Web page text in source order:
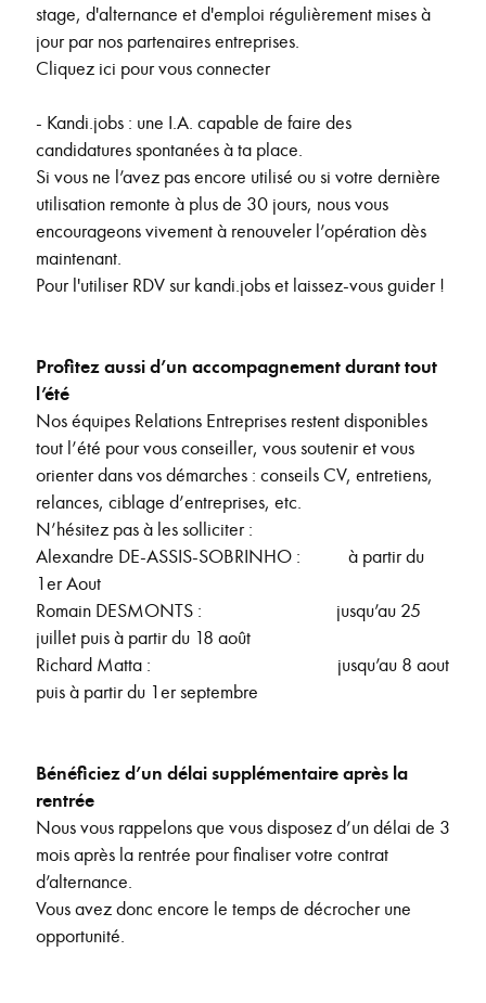
stage, d'alternance et d'emploi régulièrement mises à
jour par nos partenaires entreprises.
Cliquez ici pour vous connecter
- Kandi.jobs : une I.A. capable de faire des
candidatures spontanées à ta place.
Si vous ne l’avez pas encore utilisé ou si votre dernière
utilisation remonte à plus de 30 jours, nous vous
encourageons vivement à renouveler l’opération dès
maintenant.
Pour l'utiliser RDV sur kandi.jobs et laissez-vous guider !
Profitez aussi d’un accompagnement durant tout
l’été
Nos équipes Relations Entreprises restent disponibles
tout l’été pour vous conseiller, vous soutenir et vous
orienter dans vos démarches : conseils CV, entretiens,
relances, ciblage d’entreprises, etc.
N’hésitez pas à les solliciter :
Alexandre DE-ASSIS-SOBRINHO : à partir du
1er Aout
Romain DESMONTS : jusqu’au 25
juillet puis à partir du 18 août
Richard Matta : jusqu’au 8 aout
puis à partir du 1er septembre
Bénéficiez d’un délai supplémentaire après la
rentrée
Nous vous rappelons que vous disposez d’un délai de 3
mois après la rentrée pour finaliser votre contrat
d’alternance.
Vous avez donc encore le temps de décrocher une
opportunité.